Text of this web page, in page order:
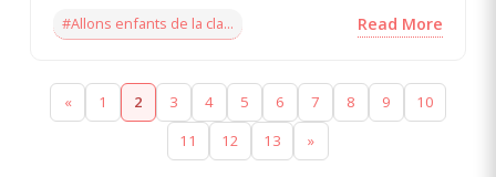
#Allons enfants de la cla...
Read More
« 1 2 3 4 5 6 7 8 9
10
11
12 13 »